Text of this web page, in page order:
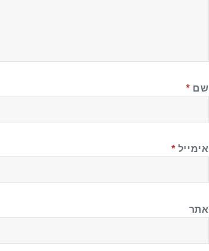
שם *
אימייל *
אתר